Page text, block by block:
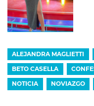
ALEJANDRA MAGLIETTI
BETO CASELLA
NOTICIA NOVIAZGO